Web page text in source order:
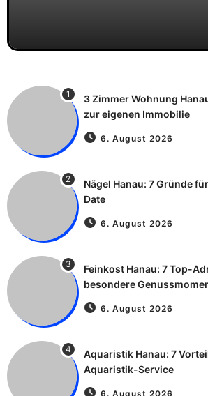
1
3 Zimmer Wohnung
zur eigenen Immobilie
6. August 2026
2
Nägel Hanau: 7 Gründe
Date
6. August 2026
3
Feinkost Hanau: 7 Top-
besondere
6. August 2026
4
Aquaristik Hanau: 7
Aquaristik-Service
6. August 2026